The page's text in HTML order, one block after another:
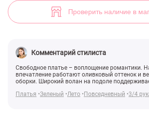
Проверить наличие в
Комментарий стилиста
Свободное платье – воплощение романтики.
впечатление работают оливковый оттенок и
оборки. Широкий волан на подоле
Платья Зеленый Лето Повседневный 3/4
(арт. 38500) ♡ интернет-магазин Gepur